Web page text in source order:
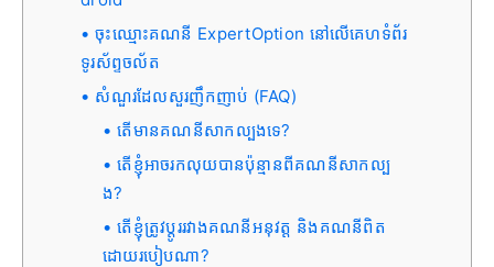
ចុះឈ្មោះគណនី ExpertOption នៅលើគេហទំព័រ
ទូរស័ព្ទចល័ត
សំណួរដែលសួរញឹកញាប់ (FAQ)
តើមានគណនីសាកល្បងទេ?
តើខ្ញុំអាចរកលុយបានប៉ុន្មានពីគណនីសាកល្ប
ង?
តើខ្ញុំត្រូវប្តូររវាងគណនីអនុវត្ត និងគណនីពិត
ដោយរបៀបណា?